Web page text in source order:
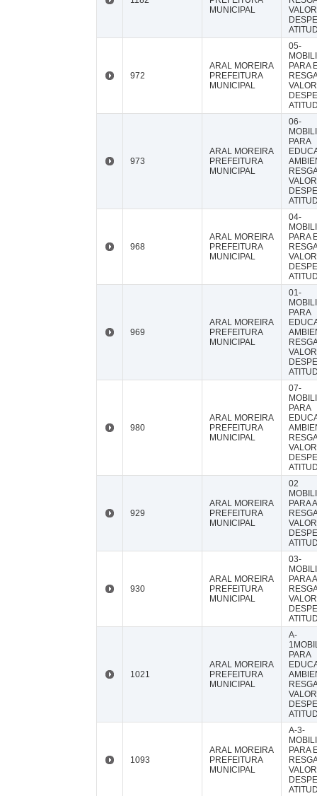
MUNICIPAL
972
ARAL MOREIRA
PREFEITURA
MUNICIPAL
05-
PARA
973
ARAL MOREIRA
PREFEITURA
MUNICIPAL
06-
PARA
968
ARAL MOREIRA
PREFEITURA
MUNICIPAL
04-
PARA
969
ARAL MOREIRA
PREFEITURA
MUNICIPAL
01-
PARA
980
ARAL MOREIRA
PREFEITURA
MUNICIPAL
07-
PARA
929
ARAL MOREIRA
PREFEITURA
MUNICIPAL
02
PARA
930
ARAL MOREIRA
PREFEITURA
MUNICIPAL
03-
PARA
1021
ARAL MOREIRA
PREFEITURA
MUNICIPAL
A-
PARA
1093
ARAL MOREIRA
PREFEITURA
MUNICIPAL
A-3-
PARA